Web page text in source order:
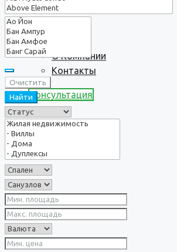
О нас
О Компании
Контакты
Консультация
Очистить
Найти